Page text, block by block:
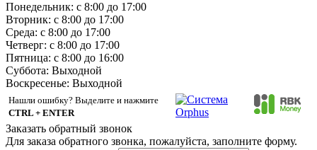
Понедельник: с 8:00 до 17:00
Вторник: с 8:00 до 17:00
Среда: с 8:00 до 17:00
Четверг: с 8:00 до 17:00
Пятница: с 8:00 до 16:00
Суббота: Выходной
Воскресенье: Выходной
Нашли ошибку? Выделите и нажмите
CTRL + ENTER
Заказать обратный звонок
Для заказа обратного звонка, пожалуйста, заполните форму.